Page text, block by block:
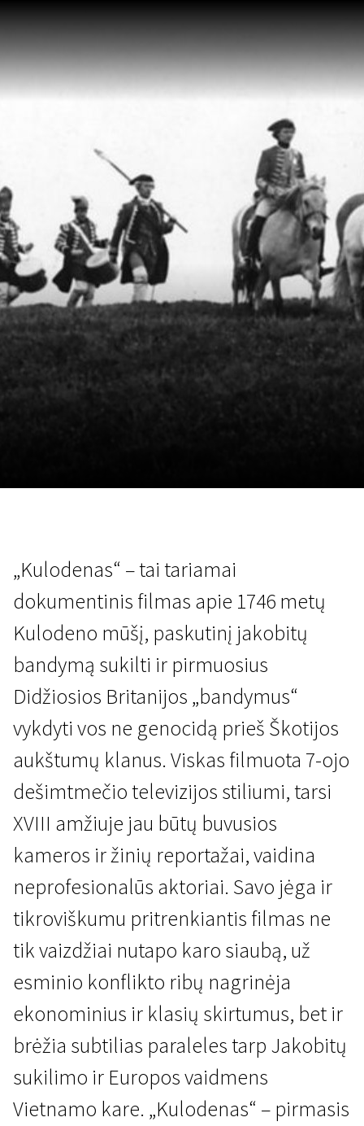
Meistriškumo dirbtuvės: Peteris Watkinsas
Kulodenas
1 val. 9 min. | Drama, Istorinis, Karinis | N/A
„Kulodenas“ – tai tariamai
dokumentinis filmas apie 1746 metų
Kulodeno mūšį, paskutinį jakobitų
bandymą sukilti ir pirmuosius
Didžiosios Britanijos „bandymus“
vykdyti vos ne genocidą prieš Škotijos
aukštumų klanus. Viskas filmuota 7-ojo
dešimtmečio televizijos stiliumi, tarsi
XVIII amžiuje jau būtų buvusios
kameros ir žinių reportažai, vaidina
neprofesionalūs aktoriai. Savo jėga ir
tikroviškumu pritrenkiantis filmas ne
tik vaizdžiai nutapo karo siaubą, už
esminio konflikto ribų nagrinėja
ekonominius ir klasių skirtumus, bet ir
brėžia subtilias paraleles tarp Jakobitų
sukilimo ir Europos vaidmens
Vietnamo kare. „Kulodenas“ – pirmasis